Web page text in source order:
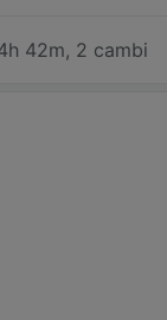
42m, 2 cambi